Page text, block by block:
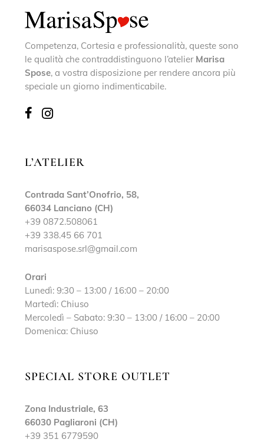
Competenza, Cortesia e professionalità, queste sono
le qualità che contraddistinguono l’atelier Marisa
Spose, a vostra disposizione per rendere ancora più
speciale un giorno indimenticabile.
L’ATELIER
Contrada Sant’Onofrio, 58,
66034 Lanciano (CH)
+39 0872.508061
+39 338.45 66 701
marisaspose.srl@gmail.com
Orari
Lunedì: 9:30 – 13:00 / 16:00 – 20:00
Martedì: Chiuso
Mercoledì – Sabato: 9:30 – 13:00 / 16:00 – 20:00
Domenica: Chiuso
SPECIAL STORE OUTLET
Zona Industriale, 63
66030 Pagliaroni (CH)
+39 351 6779590